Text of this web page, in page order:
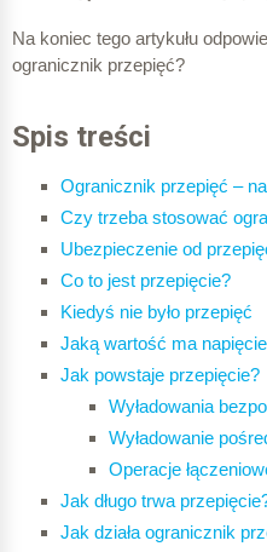
Na koniec tego artykułu
ogranicznik przepięć?
Spis treści
Ogranicznik przepięć –
Czy trzeba stosować
Ubezpieczenie od
Co to jest przepięcie?
Kiedyś nie było przepięć
Jaką wartość ma
Jak powstaje przepięcie?
Wyładowania
Wyładowanie
Operacje
Jak długo trwa
Jak działa ogranicznik